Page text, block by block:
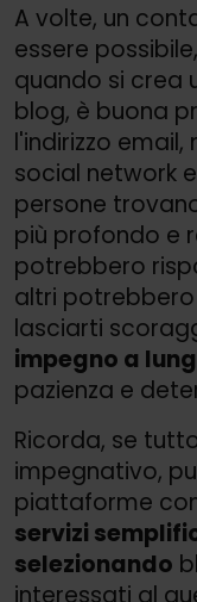
A volte, un
essere
quando si crea
blog, è buona
l'indirizzo
social network
persone
più profondo e
potrebbero
altri
lasciarti
impegno a
pazienza e
Ricorda, se
impegnativo,
piattaforme
servizi
selezionando
interessati al